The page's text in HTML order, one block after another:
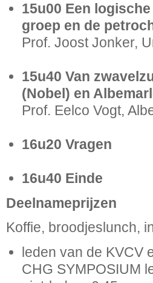
15u00 Een
groep en de
Prof. Joost Jonker,
15u40 Van
(Nobel) en
Prof. Eelco Vogt,
16u20 Vragen
16u40 Einde
Deelnameprijzen
Koffie, broodjeslunch,
leden van de KVCV
CHG SYMPOSIUM